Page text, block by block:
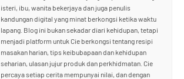
isteri, ibu, wanita bekerjaya dan juga penulis
kandungan digital yang minat berkongsi ketika waktu
lapang. Blog ini bukan sekadar diari kehidupan, tetapi
menjadi platform untuk Cie berkongsi tentang resipi
masakan harian, tips keibubapaan dan kehidupan
seharian, ulasan jujur produk dan perkhidmatan. Cie
percaya setiap cerita mempunyai nilai, dan dengan